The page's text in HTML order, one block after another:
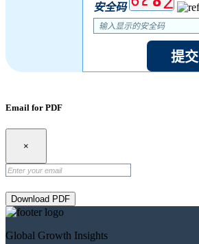
安全码
提交
Email for PDF
×
Download PDF
Global Growth Insights